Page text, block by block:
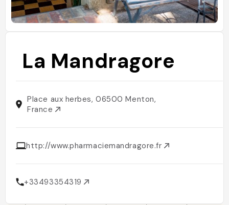
La Mandragore
Place aux herbes, 06500 Menton,
France
http://www.pharmaciemandragore.fr
+33493354319